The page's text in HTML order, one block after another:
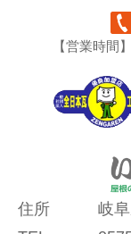
【営業時間
住所
岐